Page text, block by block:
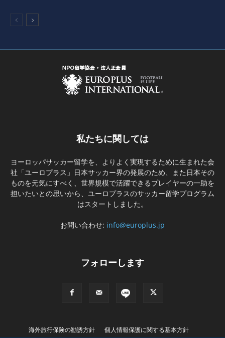
私たちに関しては
ヨーロッパサッカー留学を、よりよく実現するために生まれた会
社「ユーロプラス」日本サッカー界の発展のため、また日本その
ものを元気にすべく、世界規模で活躍できるプレイヤーの一助を
担いたいとの思いから、ユーロプラスのサッカー留学プログラム
はスタートしました。
お問い合わせ: info@europlus.jp
フォローします
海外旅行保険の勧誘方針
個人情報保護に関する基本方針